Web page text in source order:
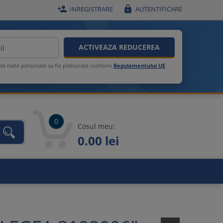
 INREGISTRARE  AUTENTIFICARE
ACTIVEAZA REDUCEREA
mele personale sa fie prelucrate conform Regulamentului UE
0
Cosul meu:
0.00 lei